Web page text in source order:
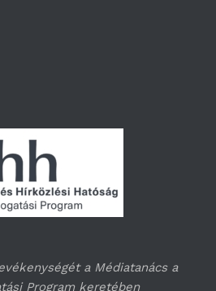
a Médiatanács a
Program keretében